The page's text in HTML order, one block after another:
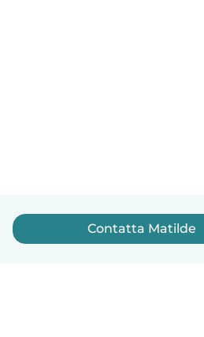
Contatta Matilde